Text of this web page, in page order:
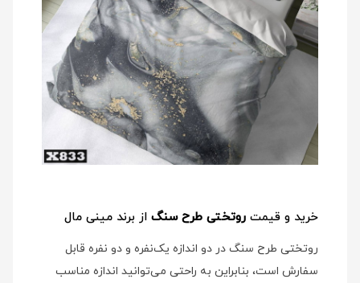
خرید و قیمت روتختی طرح سنگ از برند مینی مال
روتختی طرح سنگ در دو اندازه یک‌نفره و دو نفره قابل
سفارش است، بنابراین به راحتی می‌توانید اندازه مناسب